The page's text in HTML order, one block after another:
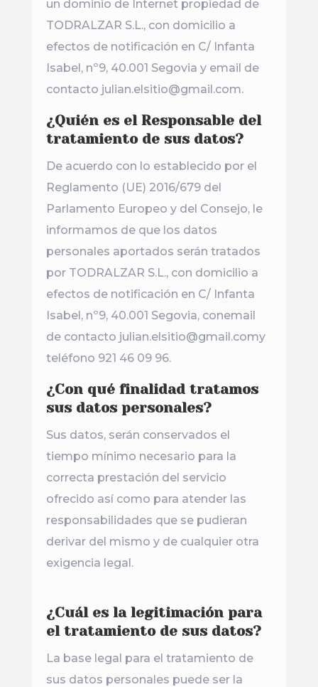
un dominio de Internet propiedad de
TODRALZAR S.L., con domicilio a
efectos de notificación en C/ Infanta
Isabel, nº9, 40.001 Segovia y email de
contacto julian.elsitio@gmail.com.
¿Quién es el Responsable del
tratamiento de sus datos?
De acuerdo con lo establecido por el
Reglamento (UE) 2016/679 del
Parlamento Europeo y del Consejo, le
informamos de que los datos
personales aportados serán tratados
por TODRALZAR S.L., con domicilio a
efectos de notificación en C/ Infanta
Isabel, nº9, 40.001 Segovia, conemail
de contacto julian.elsitio@gmail.comy
teléfono 921 46 09 96.
¿Con qué finalidad tratamos
sus datos personales?
Sus datos, serán conservados el
tiempo mínimo necesario para la
correcta prestación del servicio
ofrecido así como para atender las
responsabilidades que se pudieran
derivar del mismo y de cualquier otra
exigencia legal.
¿Cuál es la legitimación para
el tratamiento de sus datos?
La base legal para el tratamiento de
sus datos personales puede ser la